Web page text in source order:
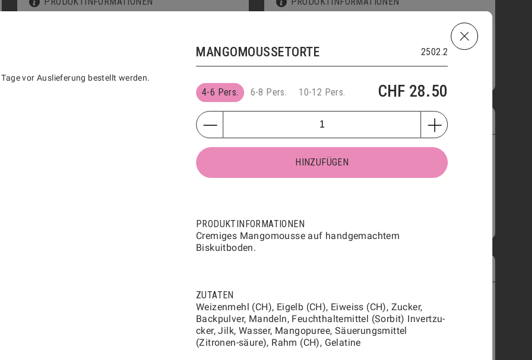
CHF9.50
30 Stk.
HINZUFÜGEN
MINI-BRIOCHE
PRODUKTINFORMATIONEN
CHF
vor Auslieferung bestellt werden.
MANGOMOUSSETORTE 2502.2
4-6 Pers. 6-8 Pers. 10-12 Pers. CHF 28.50
HINZUFÜGEN
PRODUKTINFORMATIONEN
Cremiges Mangomousse auf handgemachtem
Biskuitboden.
ZUTATEN
Weizenmehl (CH), Eigelb (CH), Eiweiss (CH), Zucker,
Backpulver, Mandeln, Feuchthaltemittel (Sorbit) Invertzu-
cker, Jilk, Wasser, Mangopuree, Säuerungsmittel
(Zitronen-säure), Rahm (CH), Gelatine